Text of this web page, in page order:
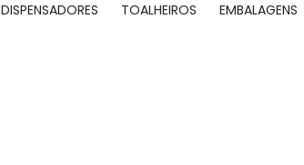
DISPENSADORES TOALHEIROS EMBALAGENS